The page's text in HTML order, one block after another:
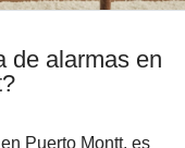
de alarmas en
Puerto Montt, es